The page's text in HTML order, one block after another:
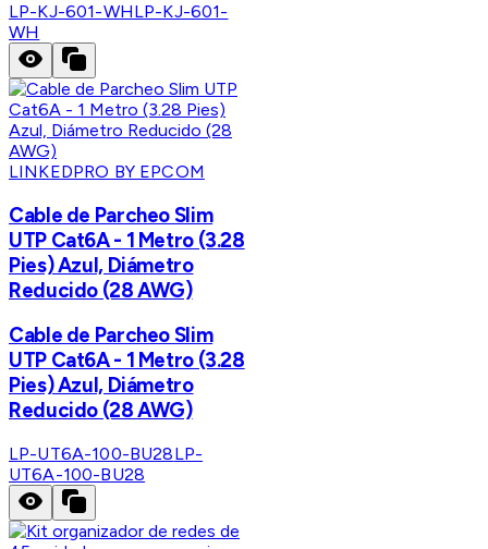
LP-KJ-601-WHLP-KJ-601-
WH
LINKEDPRO BY EPCOM
Cable de Parcheo Slim
UTP Cat6A - 1 Metro (3.28
Pies) Azul, Diámetro
Reducido (28 AWG)
Cable de Parcheo Slim
UTP Cat6A - 1 Metro (3.28
Pies) Azul, Diámetro
Reducido (28 AWG)
LP-UT6A-100-BU28LP-
UT6A-100-BU28